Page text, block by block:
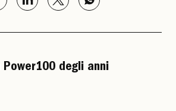
degli anni